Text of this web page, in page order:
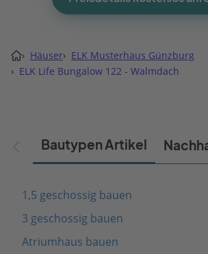
› Häuser› ELK Musterhaus Günzburg
› ELK Life Bungalow 122 - Walmdach
Bautypen Artikel
1,5 geschossig bauen
3 geschossig bauen
Atriumhaus bauen